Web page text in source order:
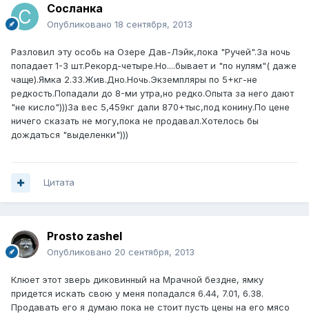
Сосланка
Опубликовано 18 сентября, 2013
Разловил эту особь на Озере Дав-Лэйк,лока "Ручей".За ночь
попадает 1-3 шт.Рекорд-четыре.Но....бывает и "по нулям"( даже
чаще).Ямка 2.33.Жив.Дно.Ночь.Экземпляры по 5+кг-не
редкость.Попадали до 8-ми утра,но редко.Опыта за него дают
"не кисло")))За вес 5,459кг дали 870+тыс,под конину.По цене
ничего сказать не могу,пока не продавал.Хотелось бы
дождаться "выделенки")))
Цитата
Prosto zashel
Опубликовано 20 сентября, 2013
Клюет этот зверь диковинный на Мрачной бездне, ямку
придется искать свою у меня попадался 6.44, 7.01, 6.38.
Продавать его я думаю пока не стоит пусть цены на его мясо